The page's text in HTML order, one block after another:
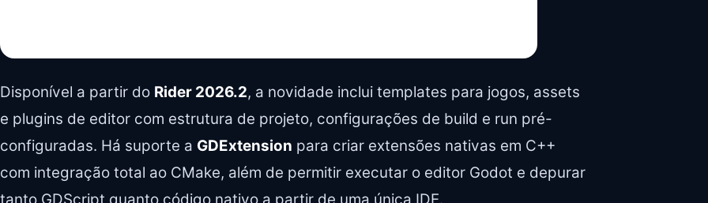
Disponível a partir do Rider 2026.2, a novidade inclui templates para jogos, assets
e plugins de editor com estrutura de projeto, configurações de build e run pré-
configuradas. Há suporte a GDExtension para criar extensões nativas em C++
com integração total ao CMake, além de permitir executar o editor Godot e depurar